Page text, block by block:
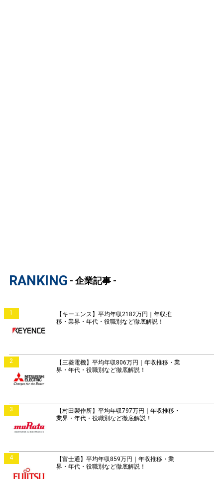
RANKING - 企業記事 -
1
【キーエンス】平均年収2182万円｜年収推
移・業界・年代・役職別など徹底解説！
2
【三菱電機】平均年収806万円｜年収推移・業
界・年代・役職別など徹底解説！
3
【村田製作所】平均年収797万円｜年収推移・
業界・年代・役職別など徹底解説！
4
【富士通】平均年収859万円｜年収推移・業
界・年代・役職別など徹底解説！